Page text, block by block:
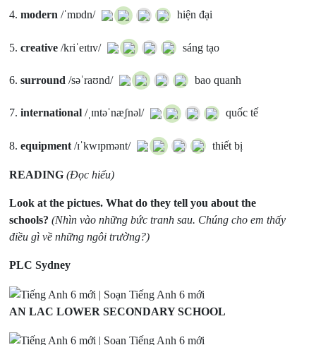
4.modern /ˈmɒdn/ hiện đại
5.creative /kriˈeɪtɪv/ sáng tạo
6.surround /səˈraʊnd/ bao quanh
7.international /ˌɪntəˈnæʃnəl/ quốc tế
8.equipment /ɪˈkwɪpmənt/ thiết bị
READING (Đọc hiểu)
Look at the pictues. What do they tell you about the
schools?(Nhìn vào những bức tranh sau. Chúng cho em thấy
điều gì về những ngôi trường?)
PLC Sydney
AN LAC LOWER SECONDARY SCHOOL